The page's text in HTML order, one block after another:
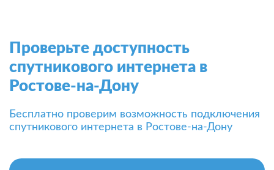
Проверьте доступность
спутникового интернета в
Ростове-на-Дону
Бесплатно проверим возможность подключения
спутникового интернета в Ростове-на-Дону